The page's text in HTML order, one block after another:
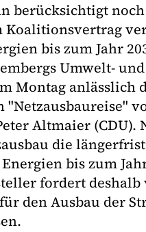
berücksichtigt
Koalitionsvertrag
bis zum Jahr
Umwelt-
Montag anlässlich
"Netzausbaureise"
Altmaier (CDU).
die
bis zum
fordert deshalb
den Ausbau der